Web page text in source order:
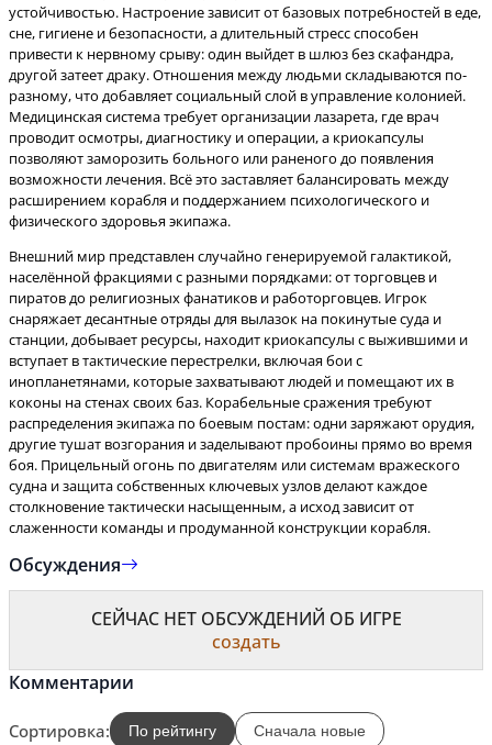
устойчивостью. Настроение зависит от базовых потребностей в еде,
сне, гигиене и безопасности, а длительный стресс способен
привести к нервному срыву: один выйдет в шлюз без скафандра,
другой затеет драку. Отношения между людьми складываются по-
разному, что добавляет социальный слой в управление колонией.
Медицинская система требует организации лазарета, где врач
проводит осмотры, диагностику и операции, а криокапсулы
позволяют заморозить больного или раненого до появления
возможности лечения. Всё это заставляет балансировать между
расширением корабля и поддержанием психологического и
Внешний мир представлен случайно генерируемой галактикой,
населённой фракциями с разными порядками: от торговцев и
пиратов до религиозных фанатиков и работорговцев. Игрок
снаряжает десантные отряды для вылазок на покинутые суда и
станции, добывает ресурсы, находит криокапсулы с выжившими и
вступает в тактические перестрелки, включая бои с
инопланетянами, которые захватывают людей и помещают их в
коконы на стенах своих баз. Корабельные сражения требуют
распределения экипажа по боевым постам: одни заряжают орудия,
другие тушат возгорания и заделывают пробоины прямо во время
боя. Прицельный огонь по двигателям или системам вражеского
судна и защита собственных ключевых узлов делают каждое
столкновение тактически насыщенным, а исход зависит от
слаженности команды и продуманной конструкции корабля.
Обсуждения
СЕЙЧАС НЕТ ОБСУЖДЕНИЙ ОБ ИГРЕ
создать
Комментарии
Сортировка: По рейтингу Сначала новые